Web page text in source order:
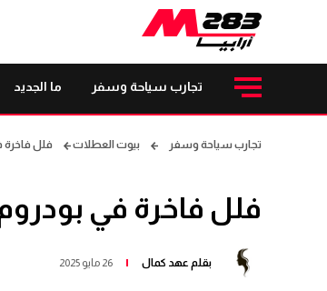
تجارب سياحة وسفر ما الجديد
تجارب سياحة وسفر بيوت العطلات فلل فاخرة
فلل فاخرة في
بقلم عهد كمال 26 مايو 2025